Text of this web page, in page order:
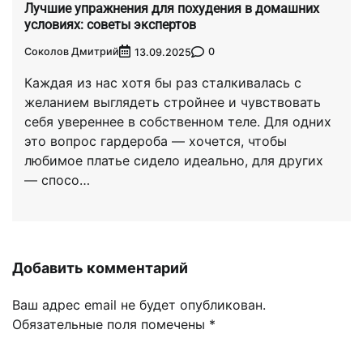
Лучшие упражнения для похудения в домашних
условиях: советы экспертов
Соколов Дмитрий 13.09.2025 0
Каждая из нас хотя бы раз сталкивалась с
желанием выглядеть стройнее и чувствовать
себя увереннее в собственном теле. Для одних
это вопрос гардероба — хочется, чтобы
любимое платье сидело идеально, для других
— спосо…
Добавить комментарий
Ваш адрес email не будет опубликован.
Обязательные поля помечены *